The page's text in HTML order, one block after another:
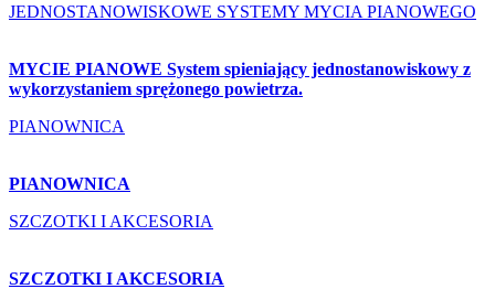
JEDNOSTANOWISKOWE SYSTEMY MYCIA PIANOWEGO
MYCIE PIANOWE System spieniający jednostanowiskowy z
wykorzystaniem sprężonego powietrza.
PIANOWNICA
PIANOWNICA
SZCZOTKI I AKCESORIA
SZCZOTKI I AKCESORIA